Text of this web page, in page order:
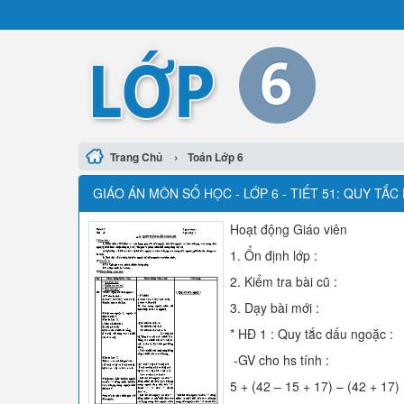
Trang Chủ › Toán Lớp 6
GIÁO ÁN MÔN SỐ HỌC - LỚP 6 - TIẾT 51: QUY TẮC
Hoạt động Giáo viên
1. Ổn định lớp :
2. Kiểm tra bài cũ :
3. Dạy bài mới :
* HĐ 1 : Quy tắc dấu ngoặc :
-GV cho hs tính :
5 + (42 – 15 + 17) – (42 + 17)